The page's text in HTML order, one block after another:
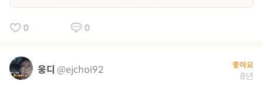
0 0
웅디 @ejchoi92 좋아요
8년